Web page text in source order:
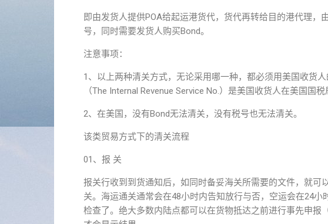
即由发货人提供POA给起运港货代，货代再转给目的港代理
号，同时需要发货人购买Bond。
注意事项：
1、以上两种清关方式，无论采用哪一种，都必须用美国收货
（The Internal Revenue Service No.）是美国收货人在美国国
2、在美国，没有Bond无法清关，没有税号也无法清关。
该类贸易方式下的清关流程
01、报 关
报关行收到到货通知后，如同时备妥海关所需要的文件，就可
关。海运通关通常会在48小时内告知放行与否，空运会在24
检查了。绝大多数内陆点都可以在货物抵达之前进行事先申报